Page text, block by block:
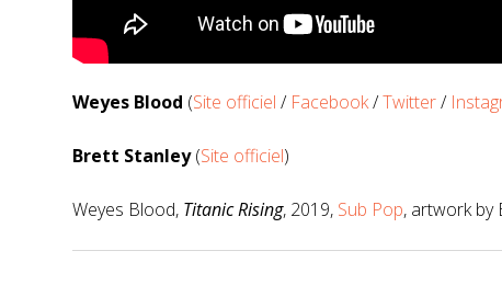
Weyes Blood (Site officiel / Facebook/Twitter/
Brett Stanley(Site officiel)
Weyes Blood, Titanic Rising, 2019, Sub Pop, artwork by